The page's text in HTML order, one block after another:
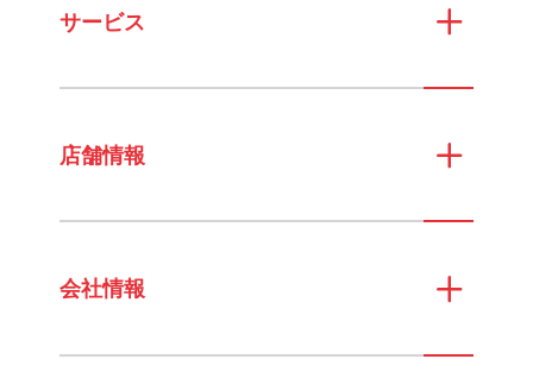
サービス
店舗情報
会社情報